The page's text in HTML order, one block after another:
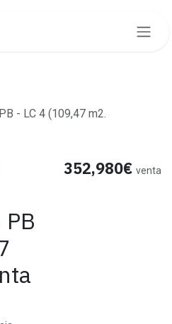
- LC 4 (109,47 m2.
352,980€ venta